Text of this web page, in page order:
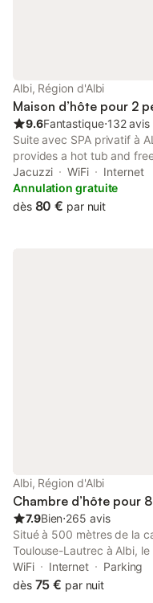
sécurisé. Nous resterons
séjour pour toute
Albi, Région d'Albi
Maison d’hôte pour 2
9.6Fantastique⋅132 avis
Suite avec SPA privatif à
provides a hot tub and
km of Toulouse-Lautrec
Jacuzzi WiFi
Internet
Annulation gratuite
dès 80 € par nuit
Albi, Région d'Albi
Chambre d’hôte pour
7.9Bien⋅265 avis
Situé à 500 mètres de la
Toulouse-Lautrec à Albi,
bourgeoise Albi propose
dans une demeure de
WiFi Internet
Parking
dès 75 € par nuit